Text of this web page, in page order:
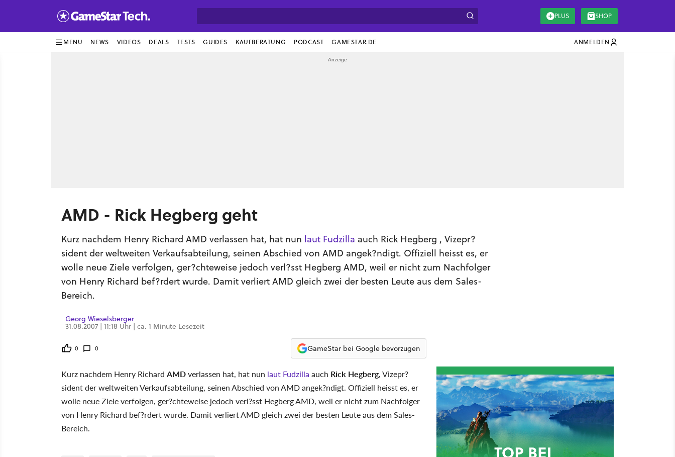
PLUS SHOP
MENU NEWS VIDEOS DEALS TESTS GUIDES KAUFBERATUNG PODCAST GAMESTAR.DE ANMELDEN
AMD - Rick Hegberg geht
Kurz nachdem Henry Richard AMD verlassen hat, hat nun laut Fudzilla auch Rick Hegberg , Vizepr?
sident der weltweiten Verkaufsabteilung, seinen Abschied von AMD angek?ndigt. Offiziell heisst es, er
wolle neue Ziele verfolgen, ger?chteweise jedoch verl?sst Hegberg AMD, weil er nicht zum Nachfolger
von Henry Richard bef?rdert wurde. Damit verliert AMD gleich zwei der besten Leute aus dem Sales-
Bereich.
Georg Wieselsberger
31.08.2007 | 11:18 Uhr | ca. 1 Minute Lesezeit
0 0 GameStar bei Google bevorzugen
Kurz nachdem Henry Richard AMDverlassen hat, hat nun laut Fudzilla auch Rick Hegberg, Vizepr?
sident der weltweiten Verkaufsabteilung, seinen Abschied von AMD angek?ndigt. Offiziell heisst es, er
wolle neue Ziele verfolgen, ger?chteweise jedoch verl?sst Hegberg AMD, weil er nicht zum Nachfolger
von Henry Richard bef?rdert wurde. Damit verliert AMD gleich zwei der besten Leute aus dem Sales-
Bereich.